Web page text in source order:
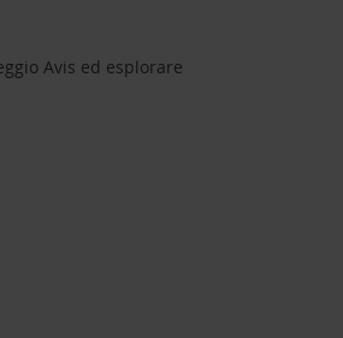
Avis ed esplorare